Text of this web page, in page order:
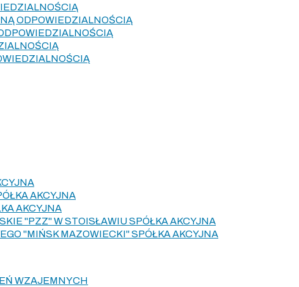
ODPOWIEDZIALNOŚCIĄ
AKCYJNA
AKCYJNA
"PZZ" W STOISŁAWIU SPÓŁKA AKCYJNA
"MIŃSK MAZOWIECKI" SPÓŁKA AKCYJNA
WZAJEMNYCH